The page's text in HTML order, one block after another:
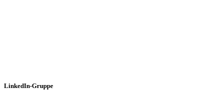
LinkedIn-Gruppe